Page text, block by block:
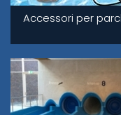
Accessori per